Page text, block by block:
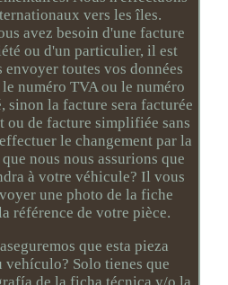
vers les îles.
avez besoin d'une facture
ou d'un particulier, il est
envoyer toutes vos données
numéro TVA ou le numéro
sinon la facture sera facturée
ou de facture simplifiée sans
le changement par la
nous nous assurions que
à votre véhicule? Il vous
une photo de la fiche
référence de votre pièce.
que esta pieza
vehículo? Solo tienes que